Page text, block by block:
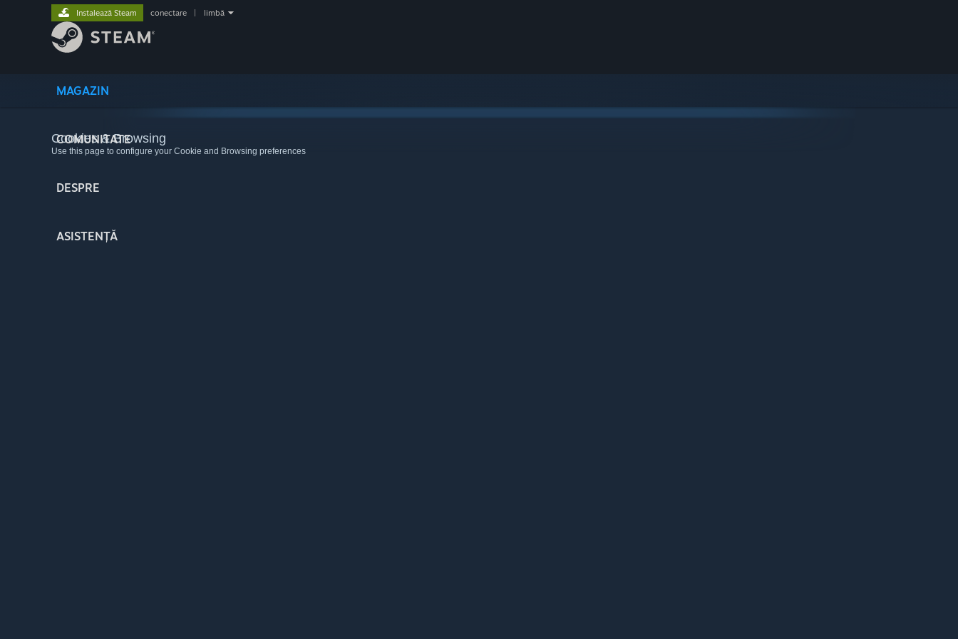
MAGAZIN
COMUNITATE
DESPRE
ASISTENȚĂ
Instalează Steam conectare limbă
Cookies & Browsing
Use this page to configure your Cookie and Browsing preferences